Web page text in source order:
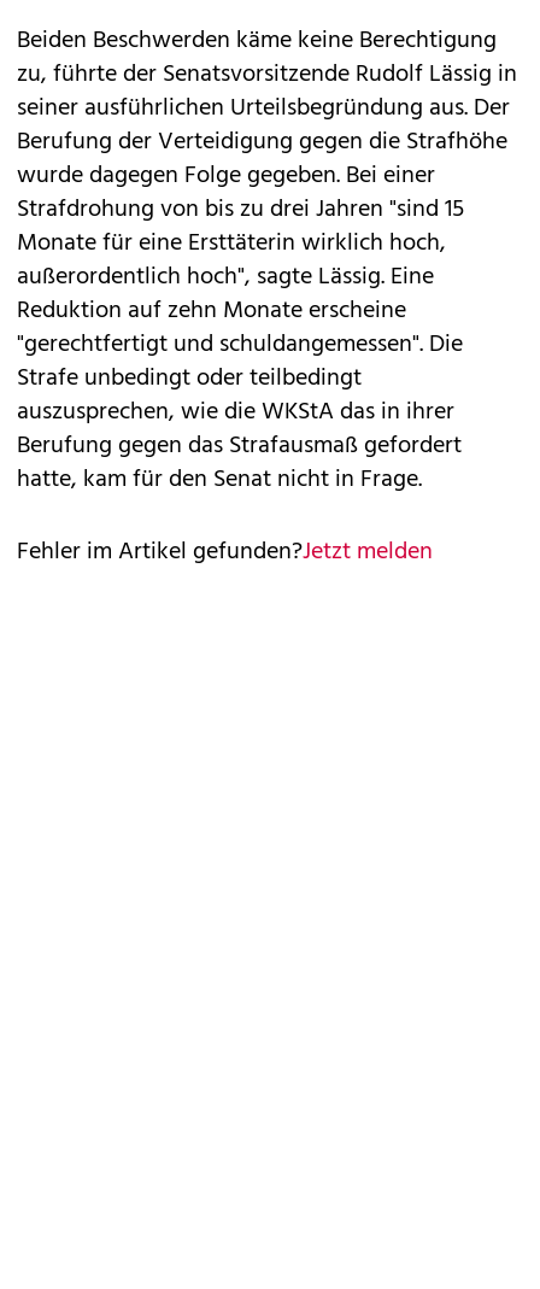
Beiden Beschwerden käme keine Berechtigung
zu, führte der Senatsvorsitzende Rudolf Lässig in
seiner ausführlichen Urteilsbegründung aus. Der
Berufung der Verteidigung gegen die Strafhöhe
wurde dagegen Folge gegeben. Bei einer
Strafdrohung von bis zu drei Jahren "sind 15
Monate für eine Ersttäterin wirklich hoch,
außerordentlich hoch", sagte Lässig. Eine
Reduktion auf zehn Monate erscheine
"gerechtfertigt und schuldangemessen". Die
Strafe unbedingt oder teilbedingt
auszusprechen, wie die WKStA das in ihrer
Berufung gegen das Strafausmaß gefordert
hatte, kam für den Senat nicht in Frage.
Fehler im Artikel gefunden?Jetzt melden